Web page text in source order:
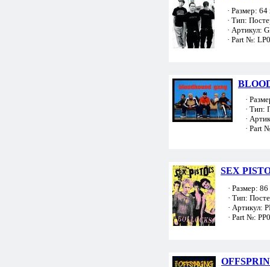
· Размер: 64
· Тип:
· Артикул:
· Part №:
·
· Тип:
·
· Part
SEX
· Размер: 86
· Тип:
· Артикул:
· Part №: